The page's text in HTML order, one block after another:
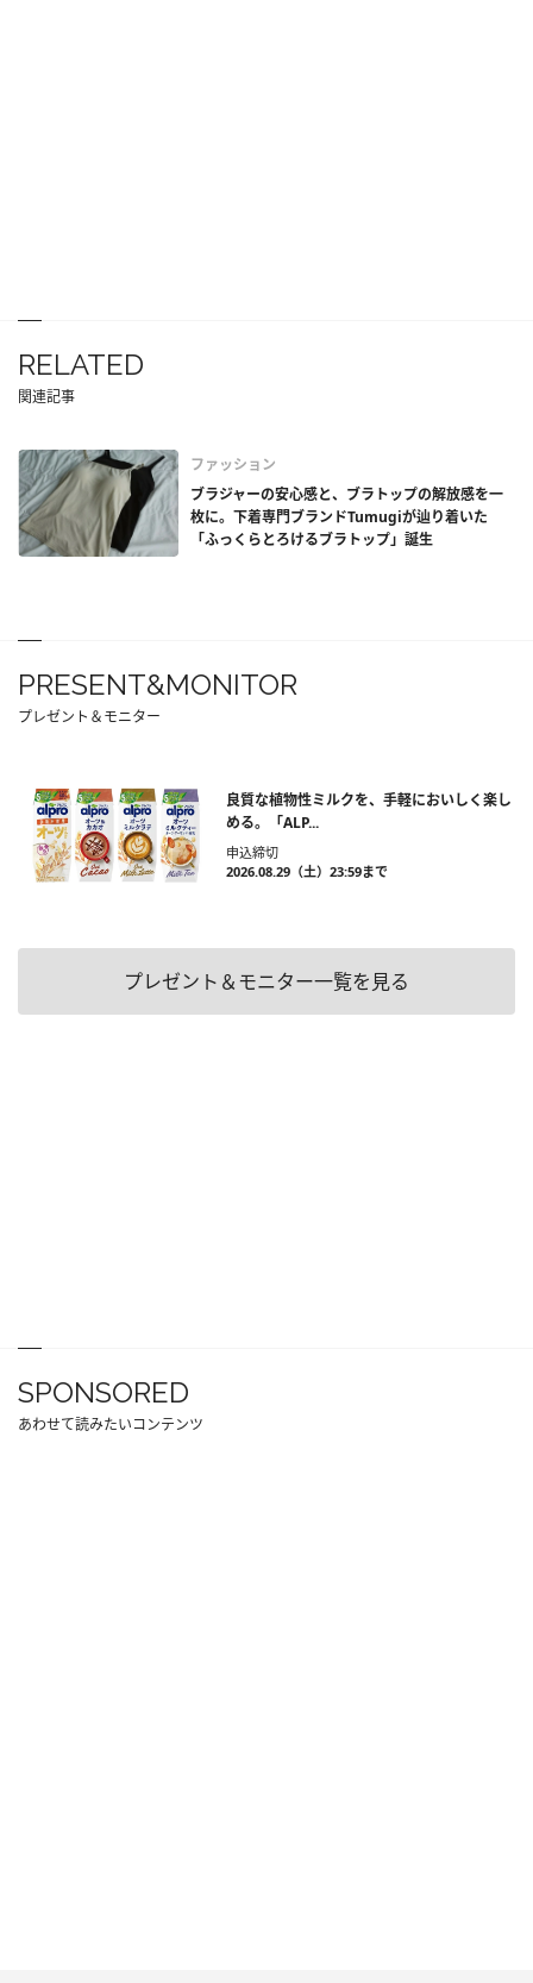
RELATED
関連記事
ファッション
ブラジャーの安心感と、ブラトップの解放感を一
枚に。下着専門ブランドTumugiが辿り着いた
「ふっくらとろけるブラトップ」誕生
PRESENT&MONITOR
プレゼント＆モニター
良質な植物性ミルクを、手軽においしく楽し
める。「ALP...
申込締切
2026.08.29（土）23:59まで
プレゼント＆モニター一覧を見る
SPONSORED
あわせて読みたいコンテンツ